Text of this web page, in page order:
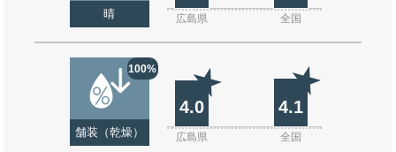
晴 広島県 全国
100%
舗装（乾燥）
4.0 4.1
広島県 全国